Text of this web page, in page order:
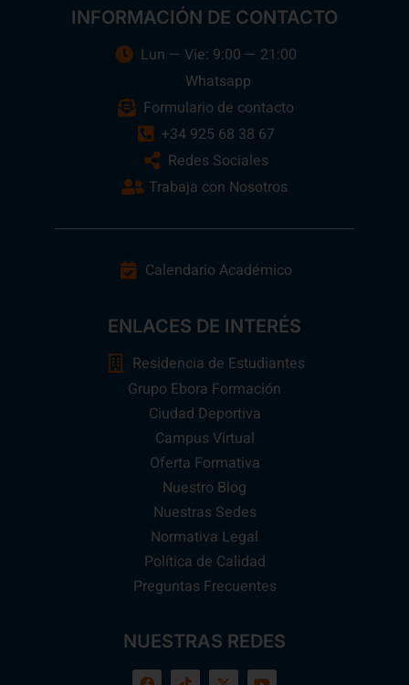
INFORMACIÓN DE CONTACTO
Lun — Vie: 9:00 — 21:00
Whatsapp
Formulario de contacto
+34 925 68 38 67
Redes Sociales
Trabaja con Nosotros
Calendario Académico
ENLACES DE INTERÉS
Residencia de Estudiantes
Grupo Ebora Formación
Ciudad Deportiva
Campus Virtual
Oferta Formativa
Nuestro Blog
Nuestras Sedes
Normativa Legal
Política de Calidad
Preguntas Frecuentes
NUESTRAS REDES